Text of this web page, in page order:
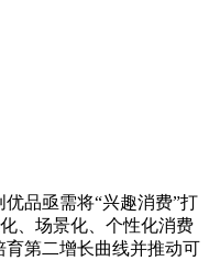
品亟需将“兴趣消费”打
、场景化、个性化消费
第二增长曲线并推动可